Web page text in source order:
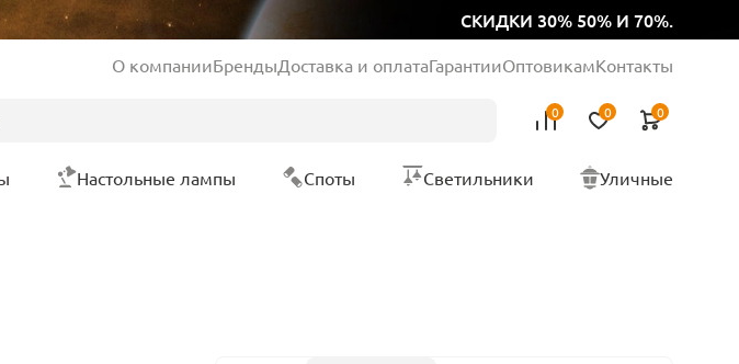
СКИДКИ 30% 50% И 70%.
О компанииБрендыДоставка и оплатаГарантииОптовикамКонтакты
0 0 0
Настольные лампы Споты Светильники Уличные